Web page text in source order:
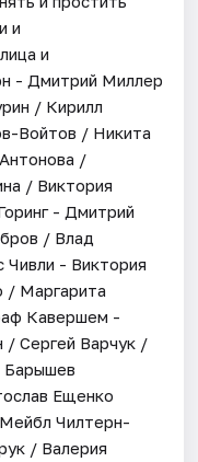
и
и
- Дмитрий Миллер
/ Кирилл
Войтов / Никита
/
/ Виктория
- Дмитрий
/ Влад
- Виктория
/ Маргарита
Кавершем -
/ Сергей Варчук /
Барышев
Ещенко
Чилтерн-
/ Валерия